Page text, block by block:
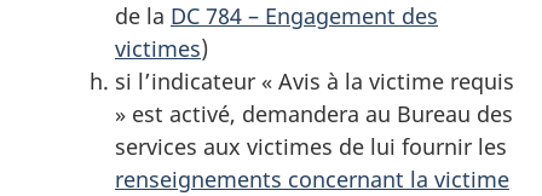
de la DC 784 – Engagement des
victimes)
si l’indicateur « Avis à la victime requis
» est activé, demandera au Bureau des
services aux victimes de lui fournir les
renseignements concernant la victime